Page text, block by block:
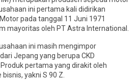
ini pertama kali didirikan
pada tanggal 11 Juni 1971
mayoritas oleh PT Astra International.
ini masih mengimpor
Jepang yang berupa CKD
pertama yang dirakit oleh
yakni S 90 Z.